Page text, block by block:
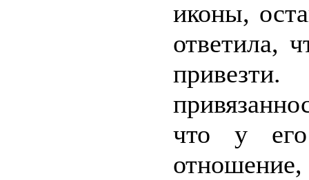
иконы,
ответила,
что у
отношение,